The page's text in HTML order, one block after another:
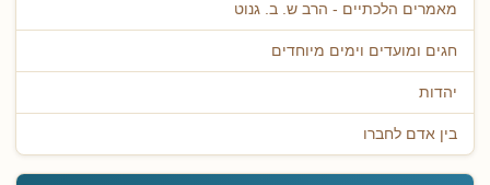
מאמרים הלכתיים - הרב ש. ב. גנוט
חגים ומועדים וימים מיוחדים
יהדות
בין אדם לחברו